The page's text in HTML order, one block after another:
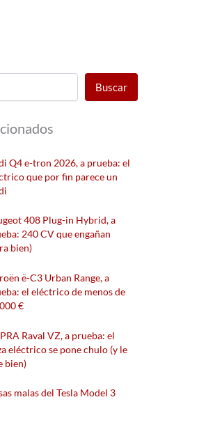
Buscar
Q4 e-tron 2026, a prueba: el
que por fin parece un
408 Plug-in Hybrid, a
240 CV que engañan
bien)
ë-C3 Urban Range, a
el eléctrico de menos de
€
Raval VZ, a prueba: el
eléctrico se pone chulo (y le
bien)
malas del Tesla Model 3